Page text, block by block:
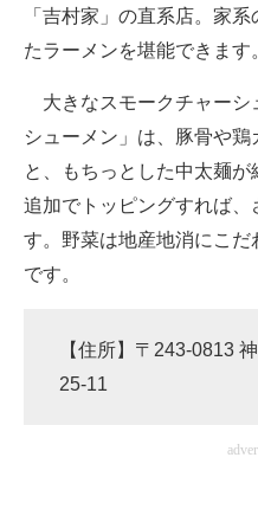
「吉村家」の直系店。家
たラーメンを堪能できます
大きなスモークチャーシ
シューメン」は、豚骨や
と、もちっとした中太麺
追加でトッピングすれば、
す。野菜は地産地消にこだ
です。
【住所】〒243-0813
25-11